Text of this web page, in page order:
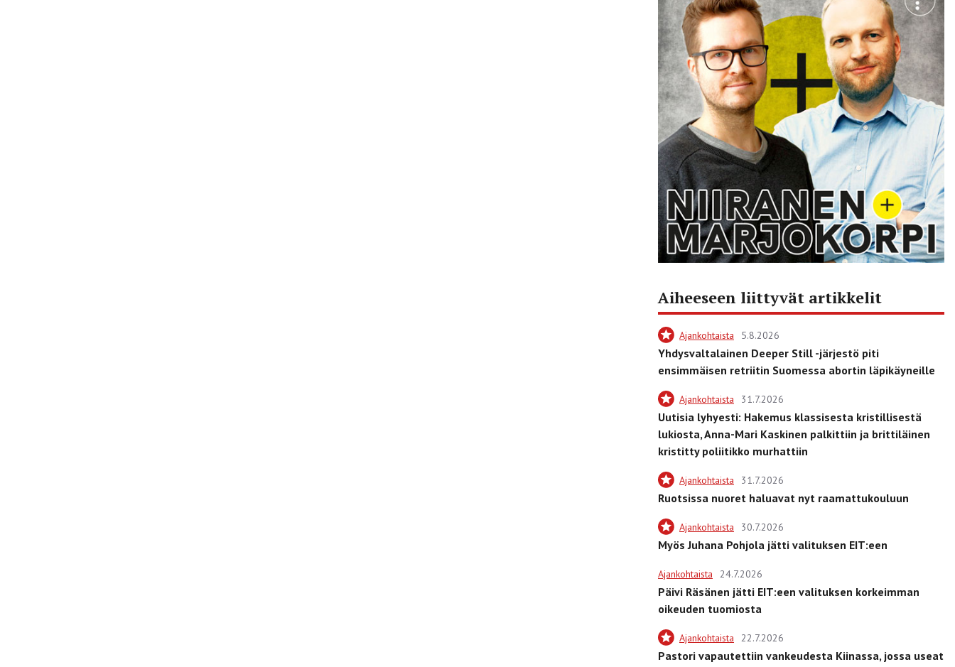
Aiheeseen liittyvät artikkelit
Ajankohtaista 5.8.2026
Yhdysvaltalainen Deeper Still -järjestö piti
ensimmäisen retriitin Suomessa abortin läpikäyneille
Ajankohtaista 31.7.2026
Uutisia lyhyesti: Hakemus klassisesta kristillisestä
lukiosta, Anna-Mari Kaskinen palkittiin ja brittiläinen
kristitty poliitikko murhattiin
Ajankohtaista 31.7.2026
Ruotsissa nuoret haluavat nyt raamattukouluun
Ajankohtaista 30.7.2026
Myös Juhana Pohjola jätti valituksen EIT:een
Ajankohtaista 24.7.2026
Päivi Räsänen jätti EIT:een valituksen korkeimman
oikeuden tuomiosta
Ajankohtaista 22.7.2026
Pastori vapautettiin vankeudesta Kiinassa, jossa useat